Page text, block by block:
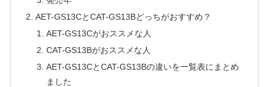
AET-GS13CとCAT-GS13Bどっちがおすすめ？
AET-GS13Cがおススメな人
CAT-GS13Bがおススメな人
AET-GS13CとCAT-GS13Bの違いを一覧表にまとめ
ました